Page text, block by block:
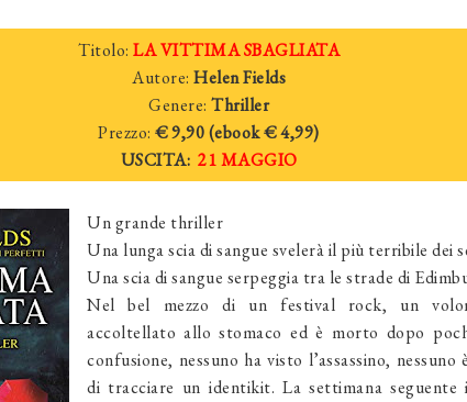
Titolo: LA VITTIMA SBAGLIATA
Autore: Helen Fields
Genere: Thriller
Prezzo: € 9,90 (ebook€ 4,99)
USCITA: 21 MAGGIO
Un grande thriller
Una lunga scia di sangue svelerà il più terribile dei
Una scia di sangue serpeggia tra le strade di
Nel bel mezzo di un festival rock, un
accoltellato allo stomaco ed è morto dopo
confusione, nessuno ha visto l’assassino,
di tracciare un identikit. La settimana